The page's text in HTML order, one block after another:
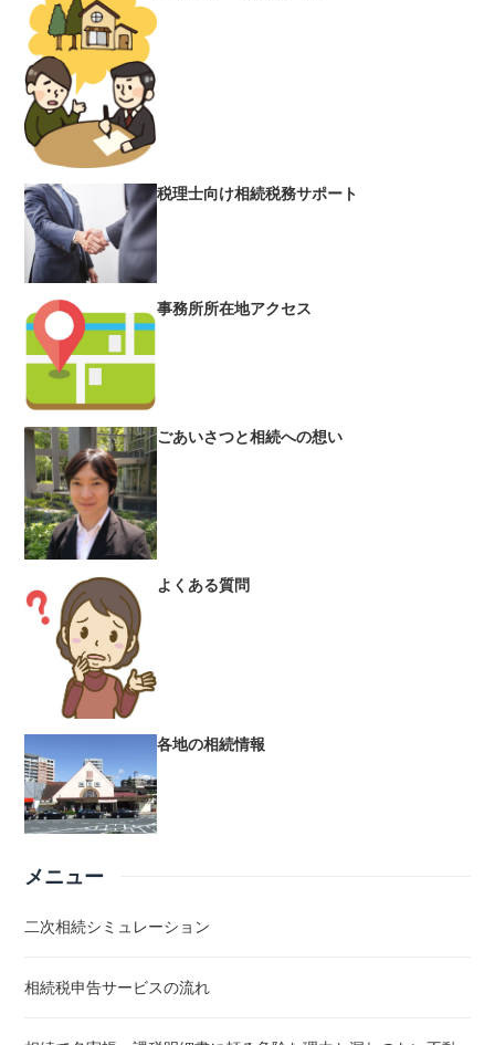
税理士向け相続税務サポート
事務所所在地アクセス
ごあいさつと相続への想い
よくある質問
各地の相続情報
メニュー
二次相続シミュレーション
相続税申告サービスの流れ